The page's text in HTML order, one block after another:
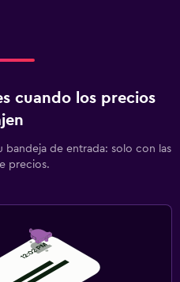
cuando los precios
bandeja de entrada: solo con las
precios.